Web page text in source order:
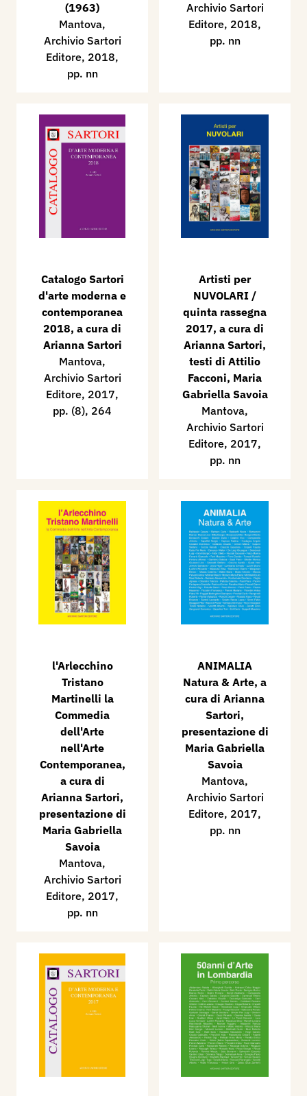
(1963)
Mantova,
Archivio Sartori
Editore, 2018,
pp. nn
Archivio Sartori
Editore, 2018,
pp. nn
Catalogo Sartori
d'arte moderna e
contemporanea
2018, a cura di
Arianna Sartori
Mantova,
Archivio Sartori
Editore, 2017,
pp. (8), 264
Artisti per
NUVOLARI /
quinta rassegna
2017, a cura di
Arianna Sartori,
testi di Attilio
Facconi, Maria
Gabriella Savoia
Mantova,
Archivio Sartori
Editore, 2017,
pp. nn
l'Arlecchino
Tristano
Martinelli la
Commedia
dell'Arte
nell'Arte
Contemporanea,
a cura di
Arianna Sartori,
presentazione di
Maria Gabriella
Savoia
Mantova,
Archivio Sartori
Editore, 2017,
pp. nn
ANIMALIA
Natura & Arte, a
cura di Arianna
Sartori,
presentazione di
Maria Gabriella
Savoia
Mantova,
Archivio Sartori
Editore, 2017,
pp. nn